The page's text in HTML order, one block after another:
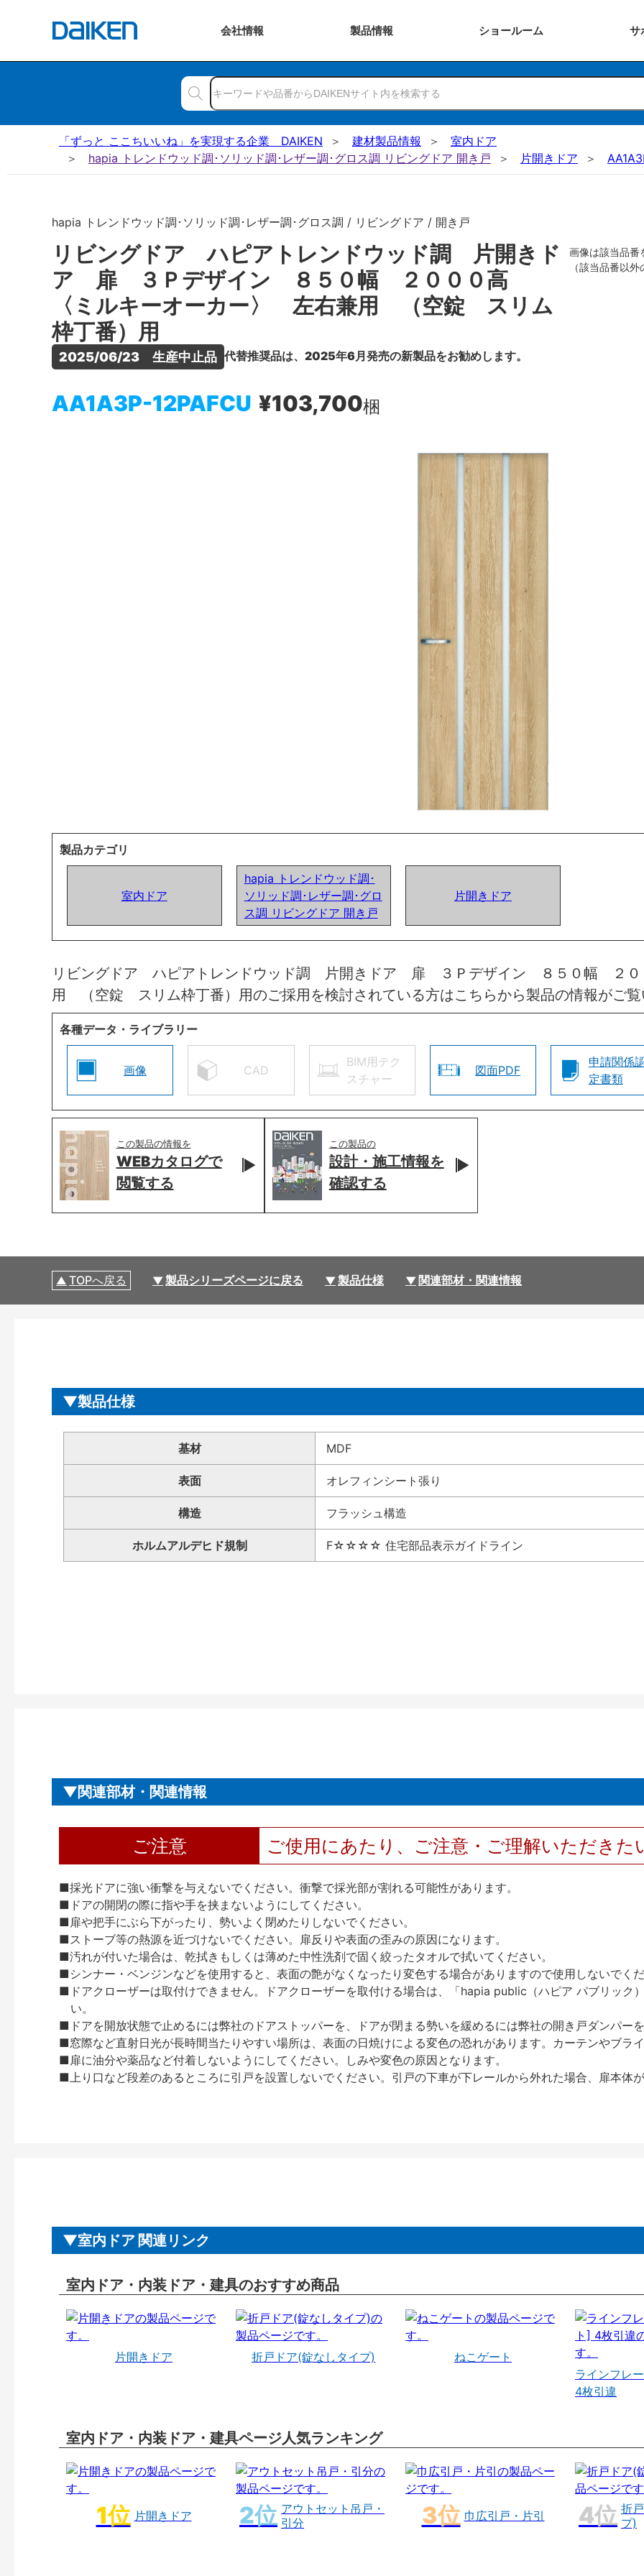
会社情報 製品情報 ショールーム サ
「ずっと ここちいいね」を実現する企業 DAIKEN 建材製品情報
室内ドア
hapia トレンドウッド調･ソリッド調･レザー調･グロス調 リビングドア 開き戸
片開きドア
hapia トレンドウッド調･ソリッド調･レザー調･グロス調 / リビングドア / 開き戸
リビングドア ハピアトレンドウッド調 片開きド
ア 扉 ３Ｐデザイン ８５０幅 ２０００高
〈ミルキーオーカー〉 左右兼用 （空錠 スリム
枠丁番）用
2025/06/23　生産中止品 代替推奨品は、2025年6月発売の新製品をお勧めします。
AA1A3P-12PAFCU ¥103,700梱
画像は該当品番
（該当品番以
製品カテゴリ
室内ドア
hapia トレンドウッド調･
ソリッド調･レザー調･グロ
ス調 リビングドア 開き戸
片開きドア
リビングドア ハピアトレンドウッド調 片開きドア 扉 ３Ｐデザイン ８５０幅 ２
用 （空錠 スリム枠丁番）用のご採用を検討されている方はこちらから製品の情報がご覧
各種データ・ライブラリー
画像 CAD
BIM用テク
スチャー
図面PDF
申請関係
定書類
この製品の情報を
WEBカタログで
閲覧する
この製品の
設計・施工情報を
確認する
TOPへ戻る 製品シリーズページに戻る 製品仕様 関連部材・関連情報
製品仕様
基材 MDF
表面 オレフィンシート張り
構造 フラッシュ構造
ホルムアルデヒド規制 F☆☆☆☆ 住宅部品表示ガイドライン
関連部材・関連情報
ご注意 ご使用にあたり、ご注意・ご理解いただきた
■採光ドアに強い衝撃を与えないでください。衝撃で採光部が割れる可能性があります。
■ドアの開閉の際に指や手を挟まないようにしてください。
■扉や把手にぶら下がったり、勢いよく閉めたりしないでください。
■ストーブ等の熱源を近づけないでください。扉反りや表面の歪みの原因になります。
■汚れが付いた場合は、乾拭きもしくは薄めた中性洗剤で固く絞ったタオルで拭いてください。
■シンナー・ベンジンなどを使用すると、表面の艶がなくなったり変色する場合がありますので使用しないでく
■ドアクローザーは取付けできません。ドアクローザーを取付ける場合は、「hapia public（ハピア パブリック
い。
■ドアを開放状態で止めるには弊社のドアストッパーを、ドアが閉まる勢いを緩めるには弊社の開き戸ダンパー
■窓際など直射日光が長時間当たりやすい場所は、表面の日焼けによる変色の恐れがあります。カーテンやブラ
■扉に油分や薬品など付着しないようにしてください。しみや変色の原因となります。
■上り口など段差のあるところに引戸を設置しないでください。引戸の下車が下レールから外れた場合、扉本体
室内ドア 関連リンク
室内ドア・内装ドア・建具のおすすめ商品
片開きドア 折戸ドア(錠なしタイプ)
ねこゲート
ラインフレ
4枚引違
室内ドア・内装ドア・建具ページ人気ランキング
片開きドア
アウトセット吊戸・
引分
巾広引戸・片引
折
プ)